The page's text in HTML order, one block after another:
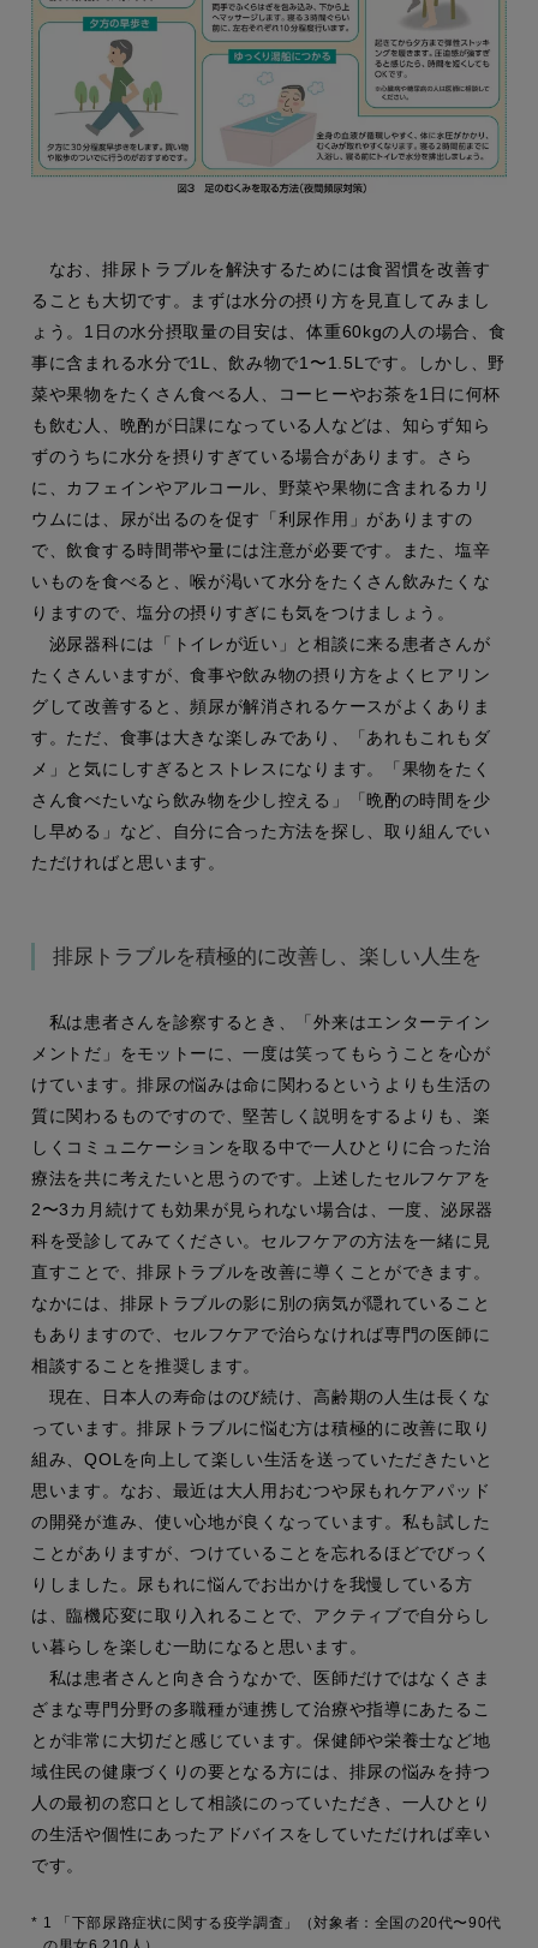
なお、排尿トラブルを解決するためには食習慣を改善す
ることも大切です。まずは水分の摂り方を見直してみまし
ょう。1日の水分摂取量の目安は、体重60kgの人の場合、食
事に含まれる水分で1L、飲み物で1〜1.5Lです。しかし、野
菜や果物をたくさん食べる人、コーヒーやお茶を1日に何杯
も飲む人、晩酌が日課になっている人などは、知らず知ら
ずのうちに水分を摂りすぎている場合があります。さら
に、カフェインやアルコール、野菜や果物に含まれるカリ
ウムには、尿が出るのを促す「利尿作用」がありますの
で、飲食する時間帯や量には注意が必要です。また、塩辛
いものを食べると、喉が渇いて水分をたくさん飲みたくな
りますので、塩分の摂りすぎにも気をつけましょう。
泌尿器科には「トイレが近い」と相談に来る患者さんが
たくさんいますが、食事や飲み物の摂り方をよくヒアリン
グして改善すると、頻尿が解消されるケースがよくありま
す。ただ、食事は大きな楽しみであり、「あれもこれもダ
メ」と気にしすぎるとストレスになります。「果物をたく
さん食べたいなら飲み物を少し控える」「晩酌の時間を少
し早める」など、自分に合った方法を探し、取り組んでい
ただければと思います。
排尿トラブルを積極的に改善し、楽しい人生を
私は患者さんを診察するとき、「外来はエンターテイン
メントだ」をモットーに、一度は笑ってもらうことを心が
けています。排尿の悩みは命に関わるというよりも生活の
質に関わるものですので、堅苦しく説明をするよりも、楽
しくコミュニケーションを取る中で一人ひとりに合った治
療法を共に考えたいと思うのです。上述したセルフケアを
2〜3カ月続けても効果が見られない場合は、一度、泌尿器
科を受診してみてください。セルフケアの方法を一緒に見
直すことで、排尿トラブルを改善に導くことができます。
なかには、排尿トラブルの影に別の病気が隠れていること
もありますので、セルフケアで治らなければ専門の医師に
相談することを推奨します。
現在、日本人の寿命はのび続け、高齢期の人生は長くな
っています。排尿トラブルに悩む方は積極的に改善に取り
組み、QOLを向上して楽しい生活を送っていただきたいと
思います。なお、最近は大人用おむつや尿もれケアパッド
の開発が進み、使い心地が良くなっています。私も試した
ことがありますが、つけていることを忘れるほどでびっく
りしました。尿もれに悩んでお出かけを我慢している方
は、臨機応変に取り入れることで、アクティブで自分らし
い暮らしを楽しむ一助になると思います。
私は患者さんと向き合うなかで、医師だけではなくさま
ざまな専門分野の多職種が連携して治療や指導にあたるこ
とが非常に大切だと感じています。保健師や栄養士など地
域住民の健康づくりの要となる方には、排尿の悩みを持つ
人の最初の窓口として相談にのっていただき、一人ひとり
の生活や個性にあったアドバイスをしていただければ幸い
です。
* 1 「下部尿路症状に関する疫学調査」（対象者：全国の20代〜90代